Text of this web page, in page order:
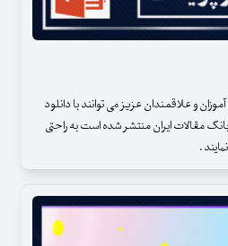
و علاقمندان عزیز می توانند با دانلود
بانک مقالات ایران منتشر شده است به راحتی
.